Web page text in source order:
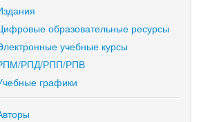
образовательные ресурсы
учебные курсы
РПД/РПП/РПВ
графики